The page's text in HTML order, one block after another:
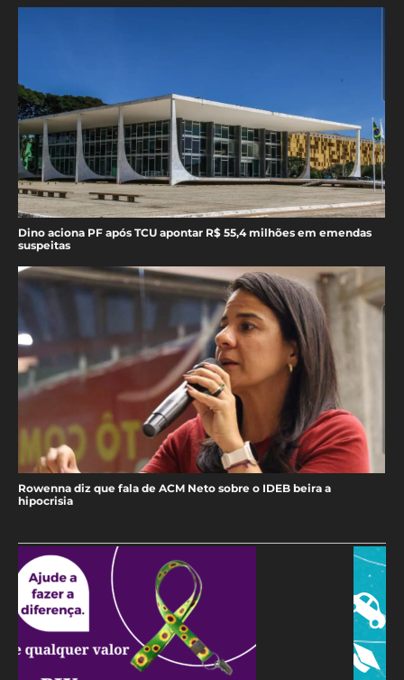
Dino aciona PF após TCU apontar R$ 55,4 milhões em emendas
suspeitas
Rowenna diz que fala de ACM Neto sobre o IDEB beira a
hipocrisia